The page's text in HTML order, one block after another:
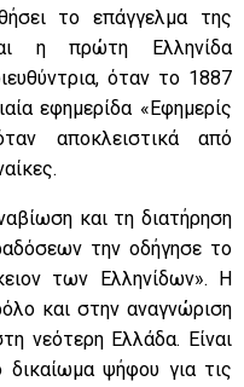
το επάγγελμα της
η πρώτη Ελληνίδα
όταν το 1887
εφημερίδα «Εφημερίς
αποκλειστικά από
και τη διατήρηση
την οδήγησε το
των Ελληνίδων». Η
και στην αναγνώριση
νεότερη Ελλάδα. Είναι
ψήφου για τις